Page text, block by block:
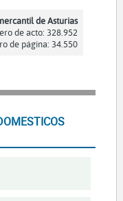
de Asturias
de acto: 328.952
de página: 34.550